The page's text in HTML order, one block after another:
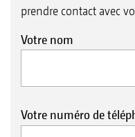
prendre contact avec
Votre nom
Votre numéro de